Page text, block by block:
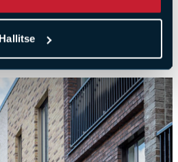
Hallitse